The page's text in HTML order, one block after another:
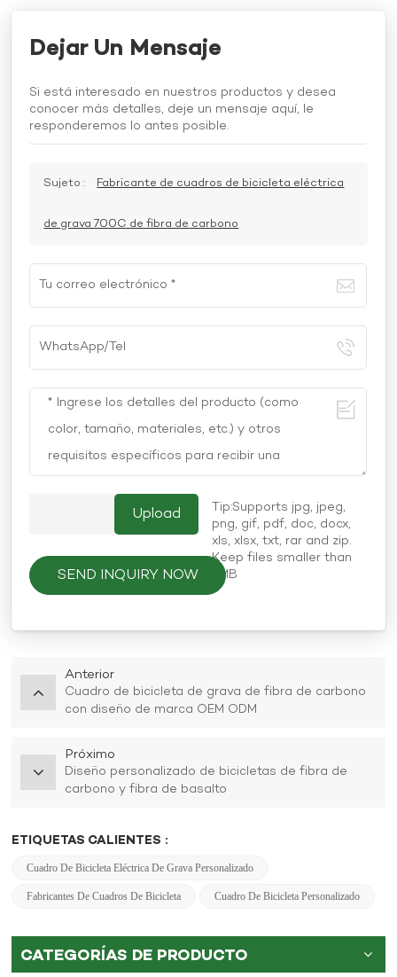
Dejar Un Mensaje
Si está interesado en nuestros productos y desea
conocer más detalles, deje un mensaje aquí, le
responderemos lo antes posible.
Sujeto : Fabricante de cuadros de bicicleta eléctrica
de grava 700C de fibra de carbono
Tip:Supports jpg, jpeg,
png, gif, pdf, doc, docx,
xls, xlsx, txt, rar and zip.
Keep files smaller than
5MB
SEND INQUIRY NOW
Anterior
Cuadro de bicicleta de grava de fibra de carbono
con diseño de marca OEM ODM
Próximo
Diseño personalizado de bicicletas de fibra de
carbono y fibra de basalto
ETIQUETAS CALIENTES :
Cuadro De Bicicleta Eléctrica De Grava Personalizado
Fabricantes De Cuadros De Bicicleta Cuadro De Bicicleta Personalizado
CATEGORÍAS DE PRODUCTO